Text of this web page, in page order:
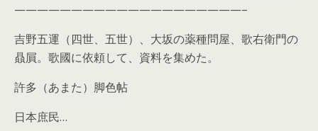
————————————————————–
吉野五運（四世、五世）、大坂の薬種問屋、歌右衛門の
贔屓。歌國に依頼して、資料を集めた。
許多（あまた）脚色帖
日本庶民…